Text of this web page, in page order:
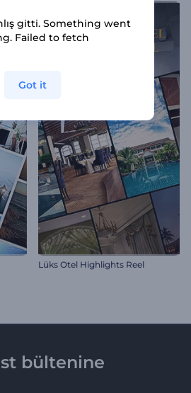
Lüks Otel Highlights Reel
bültenine
gitti. Something went
Failed to fetch
Got it